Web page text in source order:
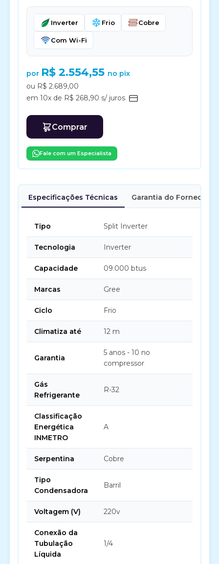
Inverter Frio Cobre
Com Wi-Fi
por R$ 2.554,55 no pix
ou R$ 2.689,00
em 10x de R$ 268,90 s/ juros
Comprar
Fale com um Especialista
Especificações Técnicas Garantia do Fornecedor
Tipo Split Inverter
Tecnologia Inverter
Capacidade 09.000 btus
Marcas Gree
Ciclo Frio
Climatiza até 12 m
Garantia
5 anos - 10 no
compressor
Gás
Refrigerante
R-32
Classificação
Energética
INMETRO
A
Serpentina Cobre
Tipo
Condensadora
Barril
Voltagem (V) 220v
Conexão da
Tubulação
Líquida
1/4